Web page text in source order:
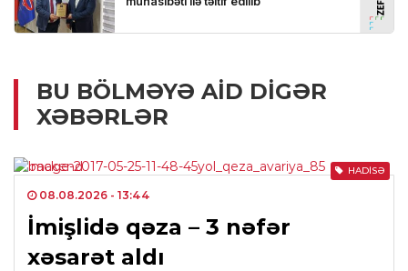
BU BÖLMƏYƏ AID DIGƏR
XƏBƏRLƏR
HADISƏ
08.08.2026 - 13:44
İmişlidə qəza – 3 nəfər
xəsarət aldı